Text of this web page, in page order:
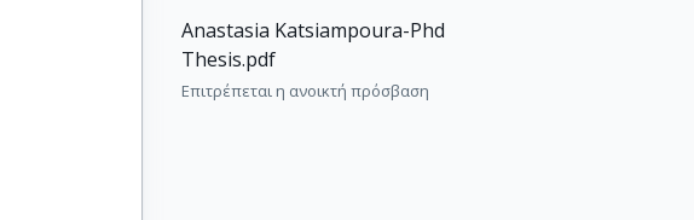
Anastasia Katsiampoura-Phd
Thesis.pdf
Επιτρέπεται η ανοικτή πρόσβαση